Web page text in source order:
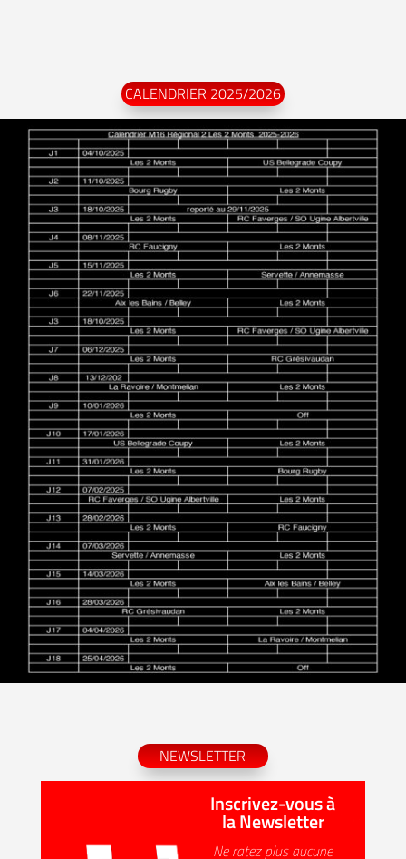
CALENDRIER 2025/2026
NEWSLETTER
Inscrivez-vous à
la Newsletter
Ne ratez plus aucune